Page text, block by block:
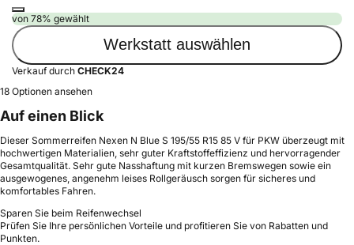
von 78% gewählt
Werkstatt auswählen
Verkauf durch CHECK24
18 Optionen ansehen
Auf einen Blick
Dieser Sommerreifen Nexen N Blue S 195/55 R15 85 V für PKW überzeugt mit
hochwertigen Materialien, sehr guter Kraftstoffeffizienz und hervorragender
Gesamtqualität. Sehr gute Nasshaftung mit kurzen Bremswegen sowie ein
ausgewogenes, angenehm leises Rollgeräusch sorgen für sicheres und
komfortables Fahren.
Sparen Sie beim Reifenwechsel
Prüfen Sie Ihre persönlichen Vorteile und profitieren Sie von Rabatten und
Punkten.